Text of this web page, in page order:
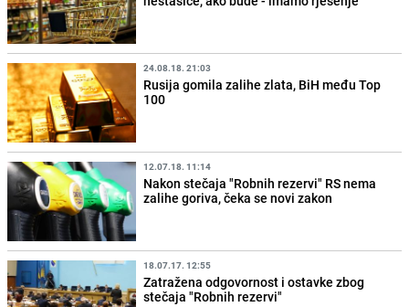
24.08.18. 21:03
Rusija gomila zalihe zlata, BiH među Top
100
12.07.18. 11:14
Nakon stečaja "Robnih rezervi" RS nema
zalihe goriva, čeka se novi zakon
18.07.17. 12:55
Zatražena odgovornost i ostavke zbog
stečaja "Robnih rezervi"